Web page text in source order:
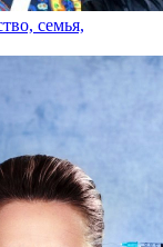
семья,